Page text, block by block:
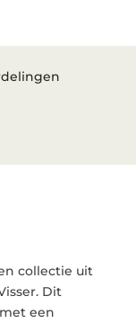
collectie uit
Dit
een